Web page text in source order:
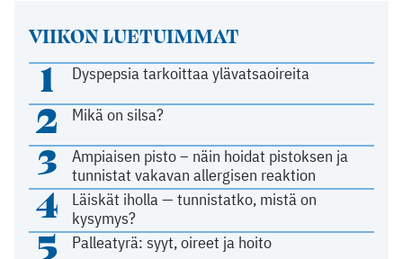
VIIKON LUETUIMMAT
1 Dyspepsia tarkoittaa ylävatsaoireita
2 Mikä on silsa?
3
Ampiaisen pisto – näin hoidat pistoksen ja
tunnistat vakavan allergisen reaktion
4
Läiskät iholla — tunnistatko, mistä on
kysymys?
5 Palleatyrä: syyt, oireet ja hoito